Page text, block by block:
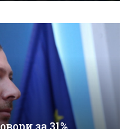
за 31%,